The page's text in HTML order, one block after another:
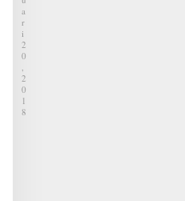
a
k
u
t
i
a
i
h
a
u
S
a
n
t
a
i
P
e
n
A
R
I
2
0
2
0
1
8